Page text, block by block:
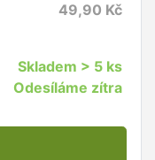
49,90 Kč
Skladem > 5 ks
Odesíláme zítra